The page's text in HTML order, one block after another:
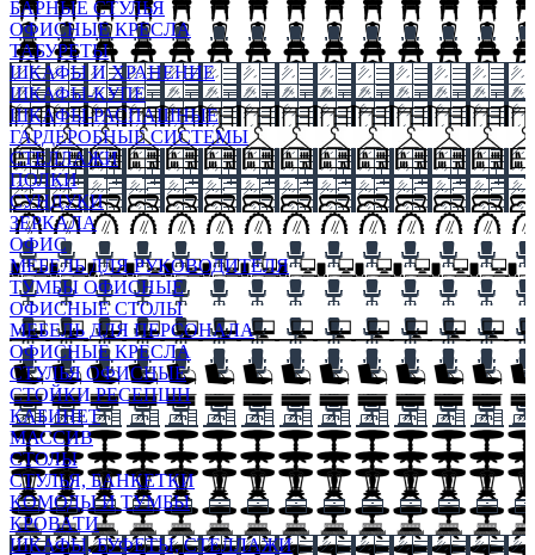
БАРНЫЕ СТУЛЬЯ
ОФИСНЫЕ КРЕСЛА
ТАБУРЕТЫ
ШКАФЫ И ХРАНЕНИЕ
ШКАФЫ-КУПЕ
ШКАФЫ-РАСПАШНЫЕ
ГАРДЕРОБНЫЕ СИСТЕМЫ
СТЕЛЛАЖИ
ПОЛКИ
СУНДУКИ
ЗЕРКАЛА
ОФИС
МЕБЕЛЬ ДЛЯ РУКОВОДИТЕЛЯ
ТУМБЫ ОФИСНЫЕ
ОФИСНЫЕ СТОЛЫ
МЕБЕЛЬ ДЛЯ ПЕРСОНАЛА
ОФИСНЫЕ КРЕСЛА
СТУЛЬЯ ОФИСНЫЕ
СТОЙКИ РЕСЕПШН
КАБИНЕТ
МАССИВ
СТОЛЫ
СТУЛЬЯ, БАНКЕТКИ
КОМОДЫ И ТУМБЫ
КРОВАТИ
ШКАФЫ, БУФЕТЫ, СТЕЛЛАЖИ